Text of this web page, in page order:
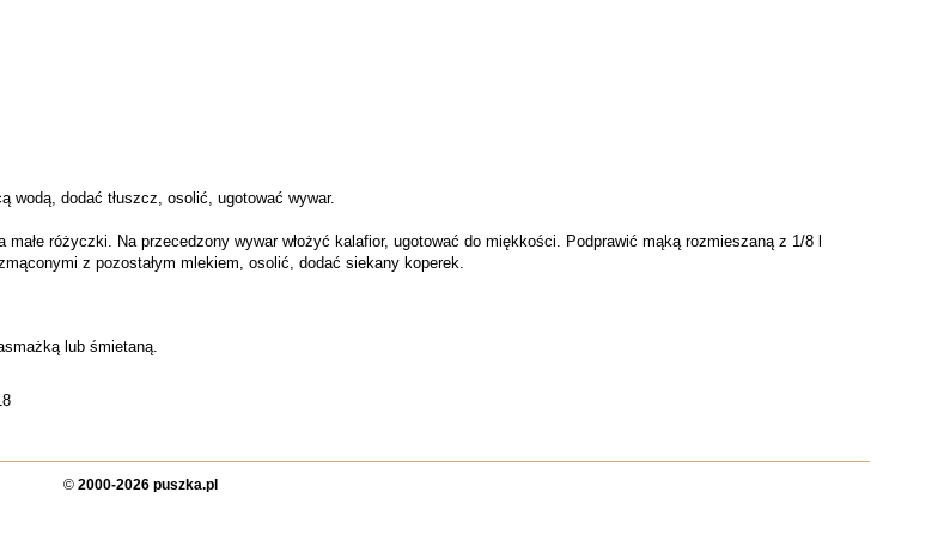
wodą, dodać tłuszcz, osolić, ugotować wywar.
różyczki. Na przecedzony wywar włożyć kalafior, ugotować do miękkości. Podprawić mąką rozmieszaną z 1/8 l
z pozostałym mlekiem, osolić, dodać siekany koperek.
lub śmietaną.
© 2000-2026 puszka.pl